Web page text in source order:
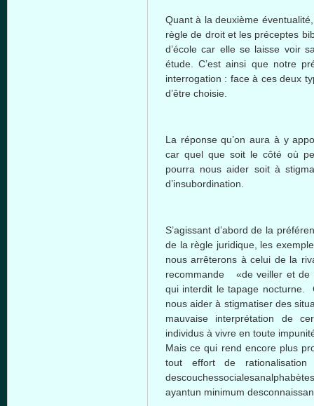
Quant à la deuxième
règle de droit et les préceptes
d’école car elle se laisse voir
étude. C’est ainsi que notre
interrogation : face à ces deux
d’être choisie.
La réponse qu’on aura à y
car quel que soit le côté où
pourra nous aider soit à
d’insubordination.
S’agissant d’abord de la
de la règle juridique, les
nous arrêterons à celui de la
recommande «de veiller et de
qui interdit le tapage nocturne.
nous aider à stigmatiser des
mauvaise interprétation de
individus à vivre en toute
Mais ce qui rend encore plus
tout effort de rationalisation
ayantun minimum